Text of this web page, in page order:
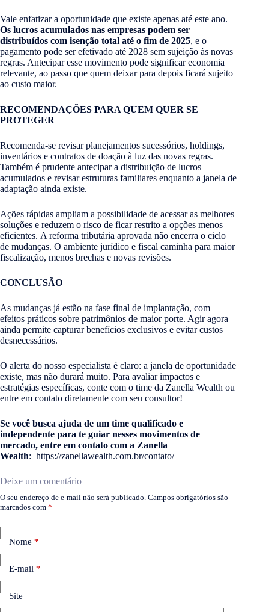
Vale enfatizar a oportunidade que existe apenas até este ano.
Os lucros acumulados nas empresas podem ser
distribuídos com isenção total até o fim de 2025, e o
pagamento pode ser efetivado até 2028 sem sujeição às novas
regras. Antecipar esse movimento pode significar economia
relevante, ao passo que quem deixar para depois ficará sujeito
ao custo maior.
RECOMENDAÇÕES PARA QUEM QUER SE
PROTEGER
Recomenda-se revisar planejamentos sucessórios, holdings,
inventários e contratos de doação à luz das novas regras.
Também é prudente antecipar a distribuição de lucros
acumulados e revisar estruturas familiares enquanto a janela de
adaptação ainda existe.
Ações rápidas ampliam a possibilidade de acessar as melhores
soluções e reduzem o risco de ficar restrito a opções menos
eficientes. A reforma tributária aprovada não encerra o ciclo
de mudanças. O ambiente jurídico e fiscal caminha para maior
fiscalização, menos brechas e novas revisões.
CONCLUSÃO
As mudanças já estão na fase final de implantação, com
efeitos práticos sobre patrimônios de maior porte. Agir agora
ainda permite capturar benefícios exclusivos e evitar custos
desnecessários.
O alerta do nosso especialista é claro: a janela de oportunidade
existe, mas não durará muito. Para avaliar impactos e
estratégias específicas, conte com o time da Zanella Wealth ou
entre em contato diretamente com seu consultor!
Se você busca ajuda de um time qualificado e
independente para te guiar nesses movimentos de
mercado, entre em contato com a Zanella
Wealth: https://zanellawealth.com.br/contato/
Deixe um comentário
O seu endereço de e-mail não será publicado. Campos obrigatórios são
marcados com *
Nome*
E-mail*
Site